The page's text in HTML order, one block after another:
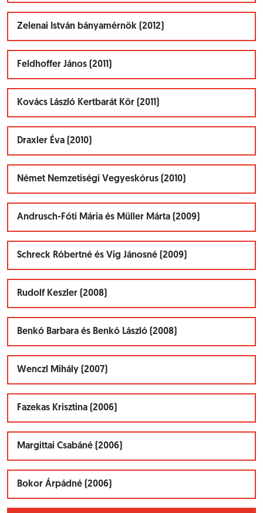
Zelenai István bányamérnök (2012)
Feldhoffer János (2011)
Kovács László Kertbarát Kör (2011)
Draxler Éva (2010)
Német Nemzetiségi Vegyeskórus (2010)
Andrusch-Fóti Mária és Müller Márta (2009)
Schreck Róbertné és Víg Jánosné (2009)
Rudolf Keszler (2008)
Benkó Barbara és Benkó László (2008)
Wenczl Mihály (2007)
Fazekas Krisztina (2006)
Margittai Csabáné (2006)
Bokor Árpádné (2006)